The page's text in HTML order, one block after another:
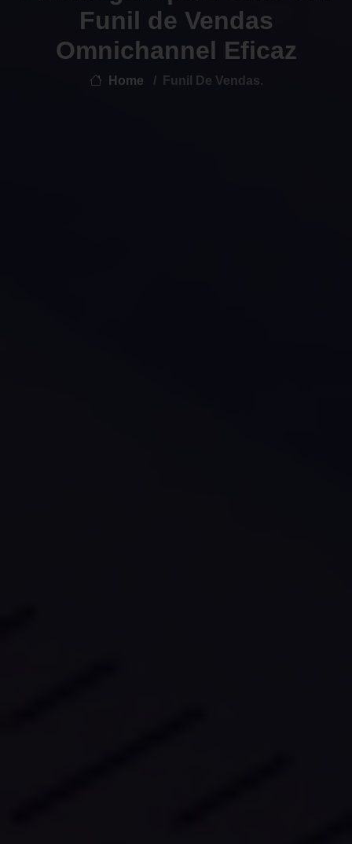
Funil de Vendas
Omnichannel Eficaz
Home Funil De Vendas.